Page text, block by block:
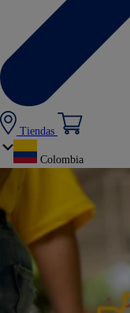
Tiendas
Colombia